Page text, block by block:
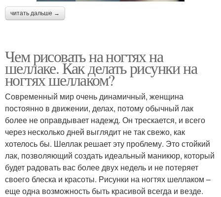
читать дальше →
Чем рисовать на ногтях на
шеллаке. Как делать рисунки на
ногтях шеллаком?
Современный мир очень динамичный, женщина
постоянно в движении, делах, потому обычный лак
более не оправдывает надежд. Он трескается, и всего
через несколько дней выглядит не так свежо, как
хотелось бы. Шеллак решает эту проблему. Это стойкий
лак, позволяющий создать идеальный маникюр, который
будет радовать вас более двух недель и не потеряет
своего блеска и красоты. Рисунки на ногтях шеллаком –
еще одна возможность быть красивой всегда и везде.